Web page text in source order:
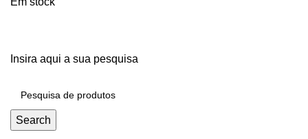
Insira aqui a sua pesquisa
Search